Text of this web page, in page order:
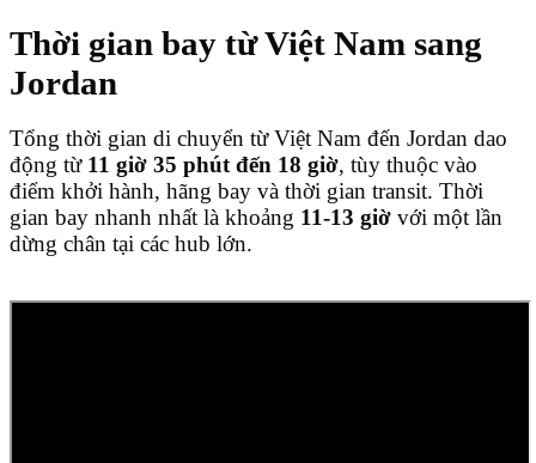
Thời gian bay từ Việt Nam sang
Jordan
Tổng thời gian di chuyển từ Việt Nam đến Jordan dao
động từ 11 giờ 35 phút đến 18 giờ, tùy thuộc vào
điểm khởi hành, hãng bay và thời gian transit. Thời
gian bay nhanh nhất là khoảng 11-13 giờ với một lần
dừng chân tại các hub lớn.